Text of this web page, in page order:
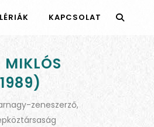
KAPCSOLAT
MIKLÓS
zeneszerző,